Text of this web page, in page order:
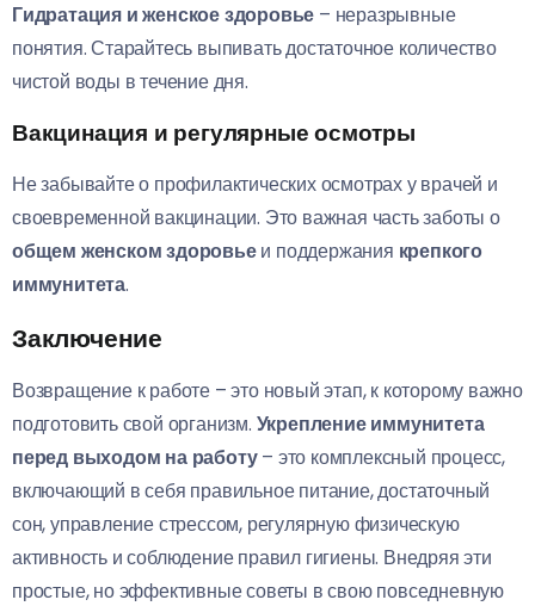
Гидратация и женское здоровье – неразрывные
понятия. Старайтесь выпивать достаточное количество
чистой воды в течение дня.
Вакцинация и регулярные осмотры
Не забывайте о профилактических осмотрах у врачей и
своевременной вакцинации. Это важная часть заботы о
общем женском здоровьеи поддержания крепкого
иммунитета.
Заключение
Возвращение к работе – это новый этап, к которому важно
подготовить свой организм. Укрепление иммунитета
перед выходом на работу– это комплексный процесс,
включающий в себя правильное питание, достаточный
сон, управление стрессом, регулярную физическую
активность и соблюдение правил гигиены. Внедряя эти
простые, но эффективные советы в свою повседневную